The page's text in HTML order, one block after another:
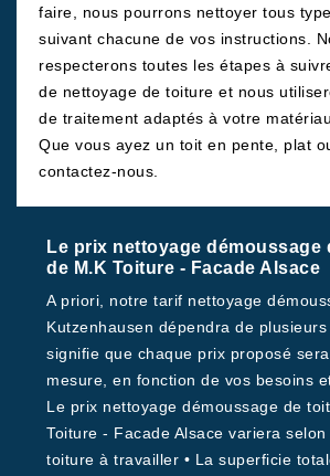
faire, nous pourrons nettoyer tous
suivant chacune de vos instructions.
respecterons toutes les étapes à
de nettoyage de toiture et nous
de traitement adaptés à votre
Que vous ayez un toit en pente, plat
contactez-nous.
Le prix nettoyage démoussage
de M.K Toiture - Facade Alsace
A priori, notre tarif nettoyage
Kutzenhausen dépendra de
signifie que chaque prix proposé
mesure, en fonction de vos besoins
Le prix nettoyage démoussage de
Toiture - Facade Alsace variera
toiture à travailler • La superficie